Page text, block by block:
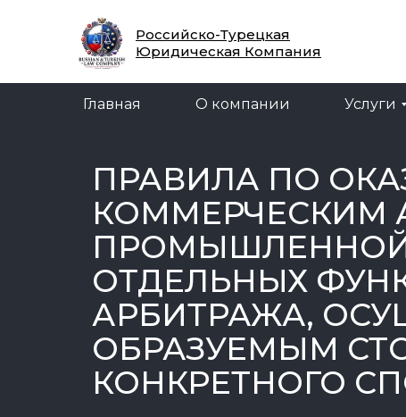
Главная О компании Услуги
Российско-Турецкая
Юридическая Компания
Главная О компании
ПРАВИЛА ПО
КОММЕРЧЕСКИМ
ПРОМЫШЛЕННОЙ
ОТДЕЛЬНЫХ
АРБИТРАЖА,
ОБРАЗУЕМЫМ
КОНКРЕТНОГО